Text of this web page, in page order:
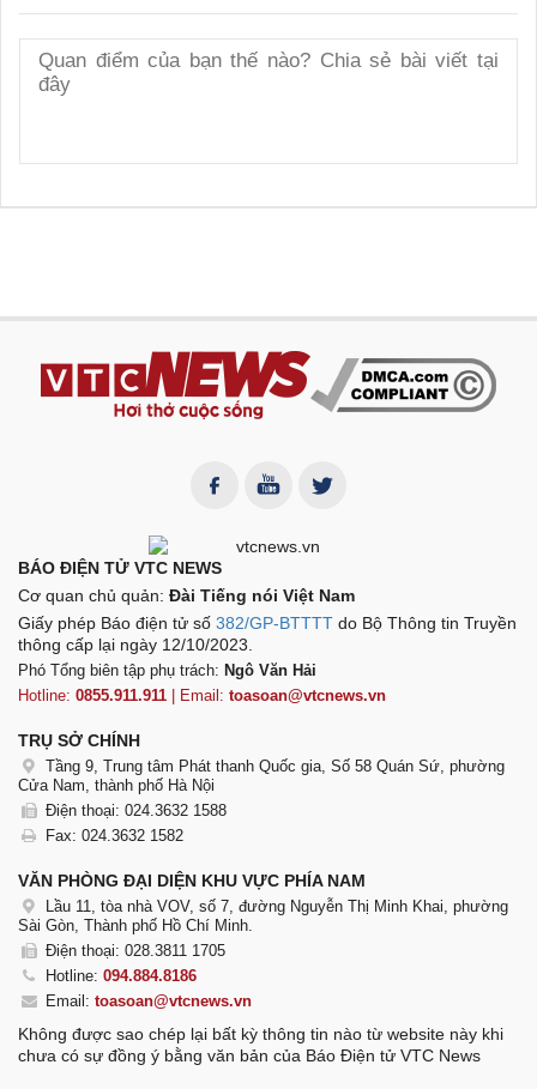
BÁO ĐIỆN TỬ VTC NEWS
Cơ quan chủ quản: Đài Tiếng nói Việt Nam
Giấy phép Báo điện tử số 382/GP-BTTTT do Bộ Thông tin Truyền
thông cấp lại ngày 12/10/2023.
Phó Tổng biên tập phụ trách: Ngô Văn Hải
Hotline: 0855.911.911 | Email: toasoan@vtcnews.vn
TRỤ SỞ CHÍNH
Tầng 9, Trung tâm Phát thanh Quốc gia, Số 58 Quán Sứ, phường
Cửa Nam, thành phố Hà Nội
Điện thoại: 024.3632 1588
Fax: 024.3632 1582
VĂN PHÒNG ĐẠI DIỆN KHU VỰC PHÍA NAM
Lầu 11, tòa nhà VOV, số 7, đường Nguyễn Thị Minh Khai, phường
Sài Gòn, Thành phố Hồ Chí Minh.
Điện thoại: 028.3811 1705
Hotline:094.884.8186
Email:toasoan@vtcnews.vn
Không được sao chép lại bất kỳ thông tin nào từ website này khi
chưa có sự đồng ý bằng văn bản của Báo Điện tử VTC News